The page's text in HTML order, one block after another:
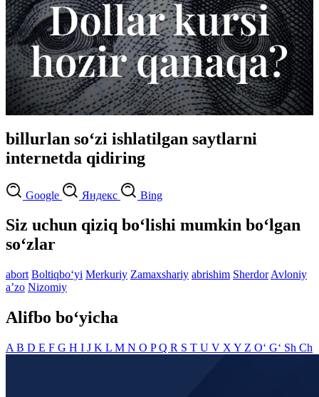
billurlan so‘zi ishlatilgan saytlarni
internetda qidiring
Google Яндекс Bing
Siz uchun qiziq bo‘lishi mumkin bo‘lgan
so‘zlar
abort Boltiqbo‘yi Merkuriy Zamaxshariy abrishim Sherdor Avloniy
aʼzo Nizomiy
Alifbo bo‘yicha
A B D E F G H I J K L M N O PQ R S T U V X Y Z O‘ G‘ Sh Ch